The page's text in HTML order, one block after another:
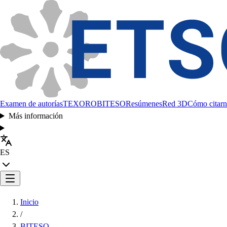
Examen de autoríasTEXOROBITESOResúmenesRed 3DCómo
Más información
ES
Inicio
/